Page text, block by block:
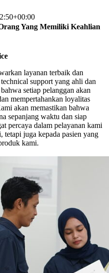
Yang Memiliki Keahlian
layanan terbaik dan
support yang ahli dan
setiap pelanggan akan
mempertahankan loyalitas
akan memastikan bahwa
sepanjang waktu dan siap
percaya dalam pelayanan kami
tetapi juga kepada pasien yang
kami.